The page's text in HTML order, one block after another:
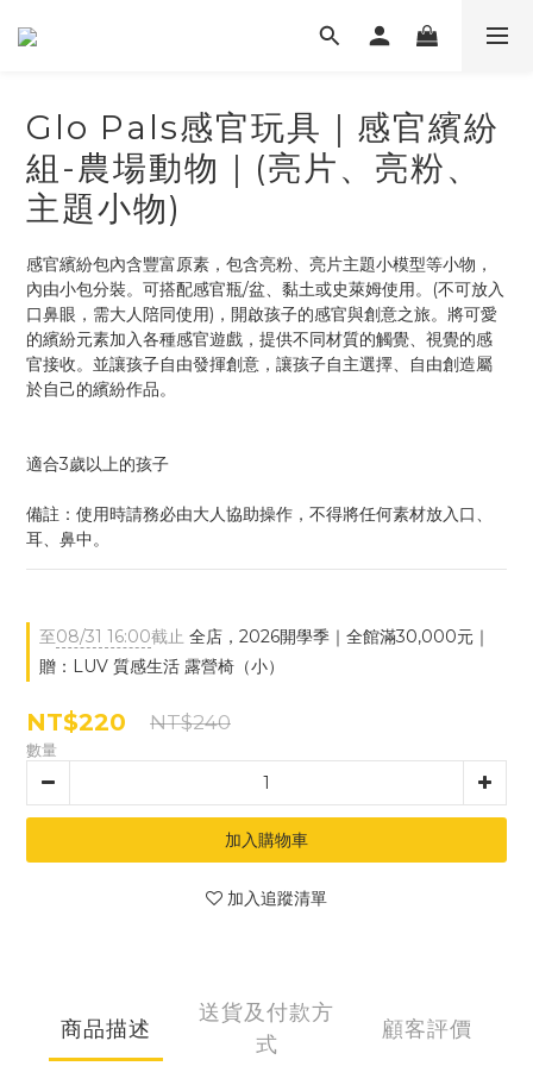
Glo Pals感官玩具｜感官繽紛
組-農場動物｜(亮片、亮粉、
主題小物)
感官繽紛包內含豐富原素，包含亮粉、亮片主題小模型等小物，
內由小包分裝。可搭配感官瓶/盆、黏土或史萊姆使用。(不可放入
口鼻眼，需大人陪同使用)，開啟孩子的感官與創意之旅。將可愛
的繽紛元素加入各種感官遊戲，提供不同材質的觸覺、視覺的感
官接收。並讓孩子自由發揮創意，讓孩子自主選擇、自由創造屬
於自己的繽紛作品。
適合3歲以上的孩子
備註：使用時請務必由大人協助操作，不得將任何素材放入口、
耳、鼻中。
至08/31 16:00截止 全店，2026開學季｜全館滿30,000元｜
贈：LUV 質感生活 露營椅（小）
NT$220 NT$240
數量
加入購物車
加入追蹤清單
商品描述
送貨及付款方
式
顧客評價